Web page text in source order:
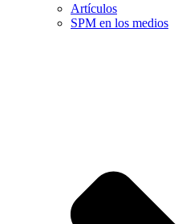
Artículos
SPM en los medios